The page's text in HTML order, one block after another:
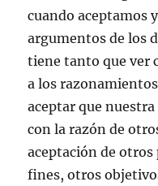
cuando aceptamos
argumentos de los
tiene tanto que ver
a los
aceptar que
con la razón de
aceptación de
fines, otros